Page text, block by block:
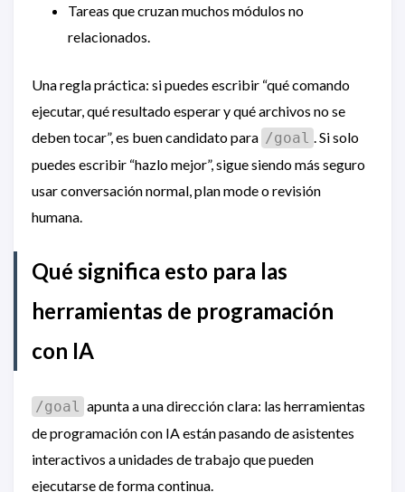
Tareas que cruzan muchos módulos no
relacionados.
Una regla práctica: si puedes escribir “qué comando
ejecutar, qué resultado esperar y qué archivos no se
deben tocar”, es buen candidato para /goal . Si solo
puedes escribir “hazlo mejor”, sigue siendo más seguro
usar conversación normal, plan mode o revisión
humana.
Qué significa esto para las
herramientas de programación
con IA
/goal apunta a una dirección clara: las herramientas
de programación con IA están pasando de asistentes
interactivos a unidades de trabajo que pueden
ejecutarse de forma continua.